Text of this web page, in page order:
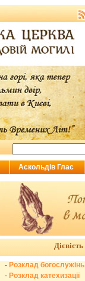
Дієвість
- Розклад богослужінь
- Розклад катехизації
Аскольдів Глас